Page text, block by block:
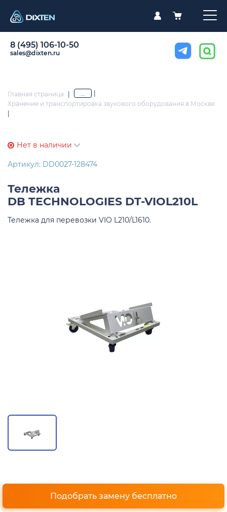
8 (495) 106-10-50
sales@dixten.ru
Главная страница | ...
Хранение и транспортировка звукового оборудования в Москве
Нет в наличии
Артикул: DD0027-128474
Тележка
DB TECHNOLOGIES DT-VIOL210L
Тележка для перевозки VIO L210/L1610.
Подобрать замену бесплатно